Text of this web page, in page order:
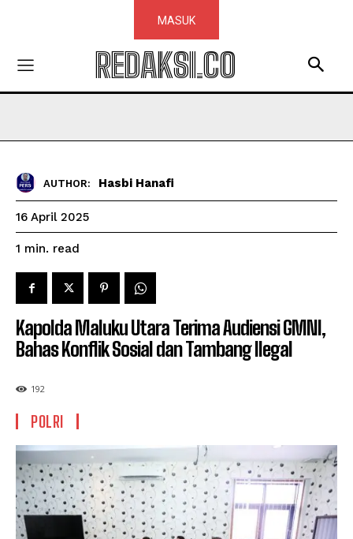
MASUK
REDAKSI.CO
AUTHOR: Hasbi Hanafi
16 April 2025
1 min. read
Kapolda Maluku Utara Terima Audiensi GMNI,
Bahas Konflik Sosial dan Tambang Ilegal
192
POLRI